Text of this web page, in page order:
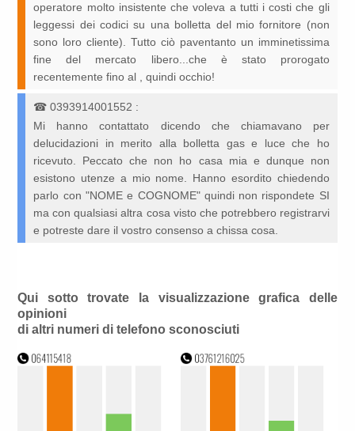
operatore molto insistente che voleva a tutti i costi che gli
leggessi dei codici su una bolletta del mio fornitore (non
sono loro cliente). Tutto ciò paventanto un imminetissima
fine del mercato libero...che è stato prorogato
recentemente fino al , quindi occhio!
☎0393914001552 :
Mi hanno contattato dicendo che chiamavano per
delucidazioni in merito alla bolletta gas e luce che ho
ricevuto. Peccato che non ho casa mia e dunque non
esistono utenze a mio nome. Hanno esordito chiedendo
parlo con "NOME e COGNOME" quindi non rispondete SI
ma con qualsiasi altra cosa visto che potrebbero registrarvi
e potreste dare il vostro consenso a chissa cosa.
Qui sotto trovate la visualizzazione grafica delle
opinioni
di altri numeri di telefono sconosciuti